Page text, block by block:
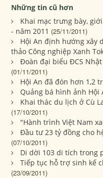
Những tin cũ hơn
Khai mạc trưng bày,
- năm 2011 (25/11/2011)
Hội An định hướng xây
thảo Công nghiệp Xanh
Đoàn đại biểu ĐCS
(01/11/2011)
Hội An đã đón hơn 1,2
Quảng bá hình ảnh Hội
Khai thác du lịch ở Cù
(17/10/2011)
"Hành trình Việt Nam
Đầu tư 23 tỷ đồng cho
(07/10/2011)
Di dời 103 di tích trong
Tiếp tục hỗ trợ sinh kế
(23/09/2011)